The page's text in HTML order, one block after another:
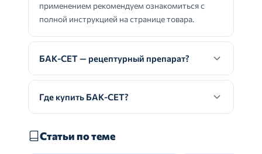
применением рекомендуем ознакомиться с
полной инструкцией на странице товара.
БАК-СЕТ — рецептурный препарат?
Где купить БАК-СЕТ?
Статьи по теме